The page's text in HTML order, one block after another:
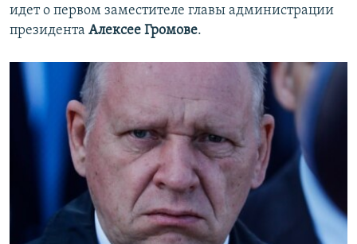
идет о первом заместителе главы администрации
президента Алексее Громове.